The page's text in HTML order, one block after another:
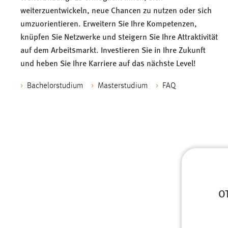
weiterzuentwickeln, neue Chancen zu nutzen oder sich
umzuorientieren. Erweitern Sie Ihre Kompetenzen,
knüpfen Sie Netzwerke und steigern Sie Ihre Attraktivität
auf dem Arbeitsmarkt. Investieren Sie in Ihre Zukunft
und heben Sie Ihre Karriere auf das nächste Level!
Bachelorstudium Masterstudium FAQ
in diesem Cookie gespeichert, ob man
Sprachpräferenz
Name:
Zweck:
Das Cookie speichert die gewählte